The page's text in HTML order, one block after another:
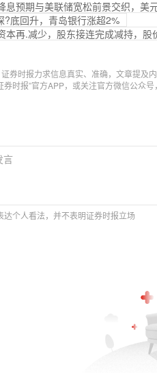
息预期与美联储宽松前景交织，美
?底回升，青岛银行涨超2%
本再.减少，股东接连完成减持，股
券时报力求信息真实、准确，文章提及
券时报”官方APP，或关注官方微信公众
言
达个人看法，并不表明证券时报立场